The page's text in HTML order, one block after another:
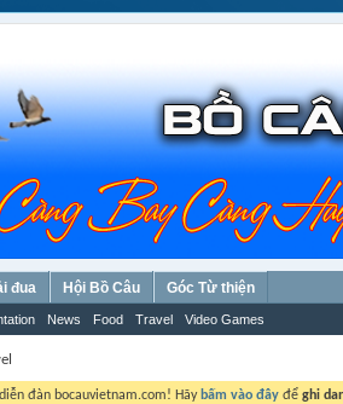
News Food Travel Video Games
đua Hội Bồ Câu Góc Từ thiện
đàn bocauvietnam.com! Hãy bấm vào đây để ghi